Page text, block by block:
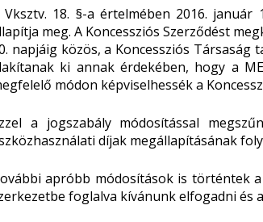
Vksztv. 18. §-a értelmében 2016.
meg. A Koncessziós Szerződést
napjáig közös, a Koncessziós
ki annak érdekében, hogy a
módon képviselhessék a
a jogszabály módosítással
díjak megállapításának
apróbb módosítások is történtek
foglalva kívánunk elfogadni és